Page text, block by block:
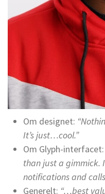
Om designet:
It’s just…cool.”
Om Glyph-interfacet:
than just a gimmick.
notifications and
Generelt: “…best